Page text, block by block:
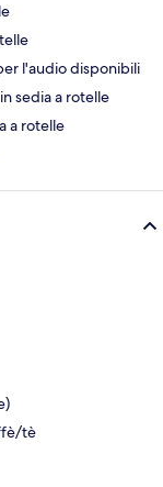
l'audio disponibili
sedia a rotelle
a rotelle
tè